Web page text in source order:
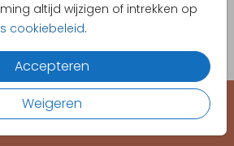
altijd wijzigen of intrekken op
cookiebeleid.
Accepteren
Weigeren